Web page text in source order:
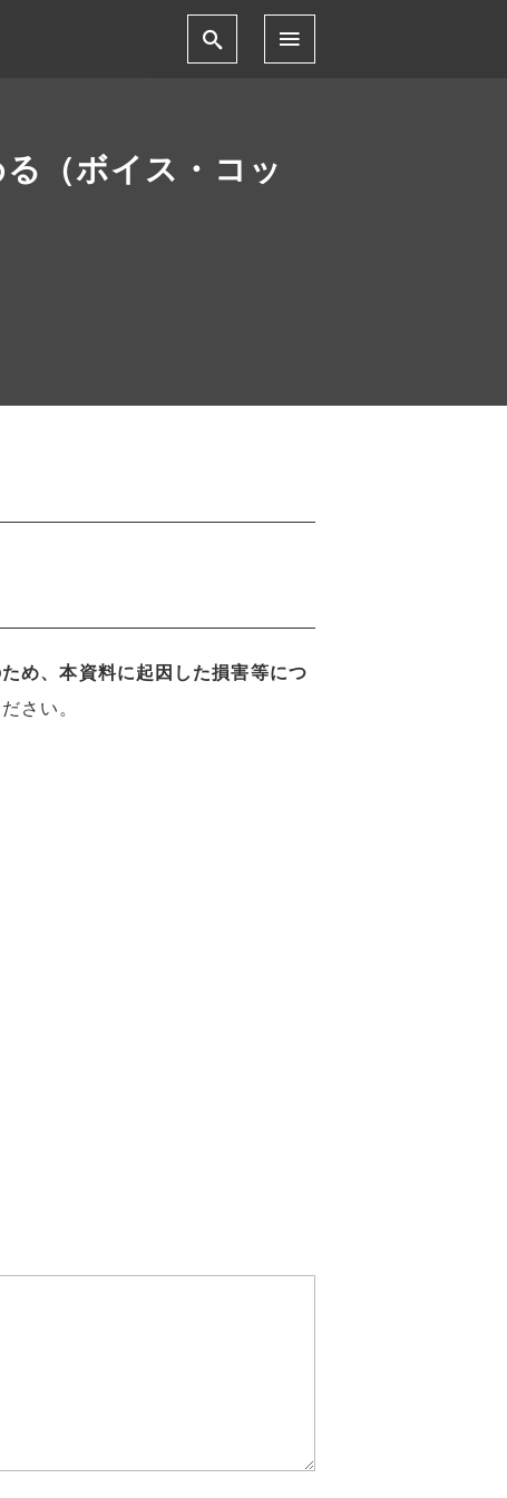
（ボイス・コッ
め、本資料に起因した損害等につ
ださい。